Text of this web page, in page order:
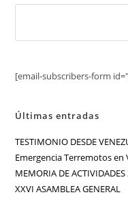
[email-subscribers-form
Últimas entradas
TESTIMONIO DESDE
Emergencia Terremotos en
MEMORIA DE
XXVI ASAMBLEA GENERAL